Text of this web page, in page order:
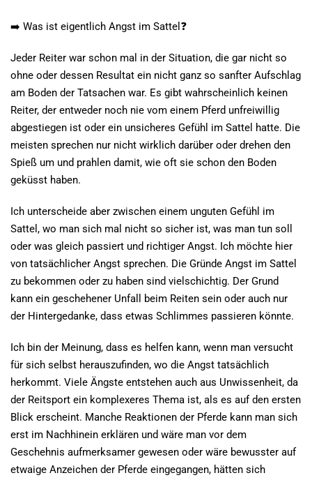
➡️ Was ist eigentlich Angst im Sattel ❓
Jeder Reiter war schon mal in der Situation, die gar nicht so
ohne oder dessen Resultat ein nicht ganz so sanfter Aufschlag
am Boden der Tatsachen war. Es gibt wahrscheinlich keinen
Reiter, der entweder noch nie vom einem Pferd unfreiwillig
abgestiegen ist oder ein unsicheres Gefühl im Sattel hatte. Die
meisten sprechen nur nicht wirklich darüber oder drehen den
Spieß um und prahlen damit, wie oft sie schon den Boden
geküsst haben.
Ich unterscheide aber zwischen einem unguten Gefühl im
Sattel, wo man sich mal nicht so sicher ist, was man tun soll
oder was gleich passiert und richtiger Angst. Ich möchte hier
von tatsächlicher Angst sprechen. Die Gründe Angst im Sattel
zu bekommen oder zu haben sind vielschichtig. Der Grund
kann ein geschehener Unfall beim Reiten sein oder auch nur
der Hintergedanke, dass etwas Schlimmes passieren könnte.
Ich bin der Meinung, dass es helfen kann, wenn man versucht
für sich selbst herauszufinden, wo die Angst tatsächlich
herkommt. Viele Ängste entstehen auch aus Unwissenheit, da
der Reitsport ein komplexeres Thema ist, als es auf den ersten
Blick erscheint. Manche Reaktionen der Pferde kann man sich
erst im Nachhinein erklären und wäre man vor dem
Geschehnis aufmerksamer gewesen oder wäre bewusster auf
etwaige Anzeichen der Pferde eingegangen, hätten sich